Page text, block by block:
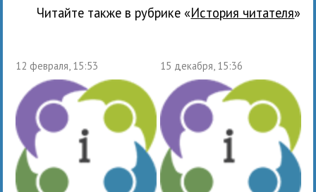
Читайте также в рубрике « История читателя»
12 февраля, 15:53 15 декабря, 15:36